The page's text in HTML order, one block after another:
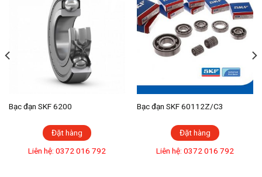
Bạc đạn SKF 6200
Đặt hàng
Liên hệ: 0372 016 792
Bạc đạn SKF 60112Z/C3
Đặt hàng
Liên hệ: 0372 016 792